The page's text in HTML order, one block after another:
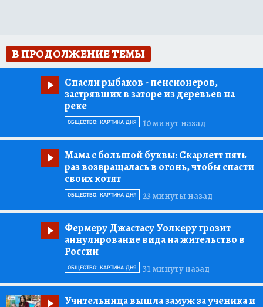
В ПРОДОЛЖЕНИЕ ТЕМЫ
Спасли рыбаков - пенсионеров,
застрявших в заторе из деревьев на
реке
10 минут назад
ОБЩЕСТВО: КАРТИНА ДНЯ
Мама с большой буквы:Скарлетт пять
раз возвращалась в огонь, чтобы спасти
своих котят
23 минуты назад
ОБЩЕСТВО: КАРТИНА ДНЯ
Фермеру Джастасу Уолкеру грозит
аннулирование вида на жительство в
России
31 минуту назад
ОБЩЕСТВО: КАРТИНА ДНЯ
Учительница вышла замуж за ученика и